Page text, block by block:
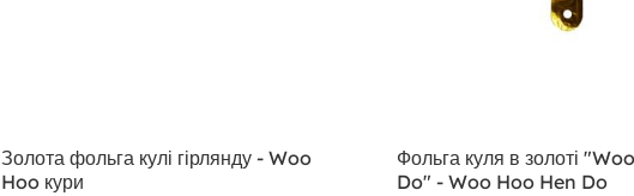
Золота фольга кулі гірлянду - Woo
Hoo кури
Фольга куля в золоті
Do" - Woo Hoo Hen Do